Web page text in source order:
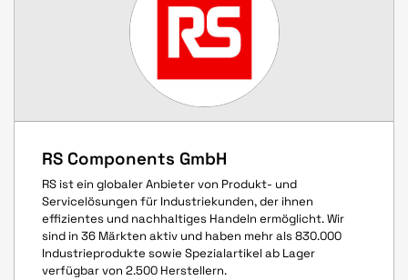
RS Components GmbH
RS ist ein globaler Anbieter von Produkt- und
Servicelösungen für Industriekunden, der ihnen
effizientes und nachhaltiges Handeln ermöglicht. Wir
sind in 36 Märkten aktiv und haben mehr als 830.000
Industrieprodukte sowie Spezialartikel ab Lager
verfügbar von 2.500 Herstellern.